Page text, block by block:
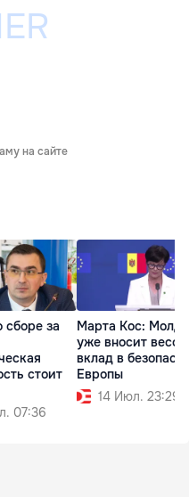
на сайте
сборе за
стоит
07:36
Марта Кос:
уже вносит
вклад в
Европы
14 Июл. 23:29